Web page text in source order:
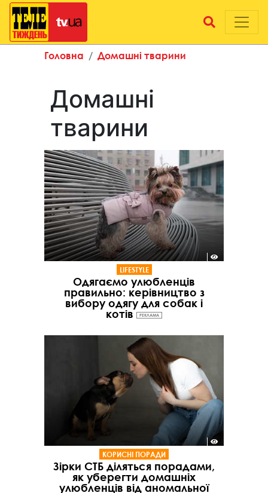
Головна Домашні тварини
Домашні
тварини
LIFESTYLE
Одягаємо улюбленців
правильно: керівництво з
вибору одягу для собак і
котів
РЕКЛАМА
КОРИСНІ ПОРАДИ
Зірки СТБ діляться порадами,
як уберегти домашніх
улюбленців від аномальної